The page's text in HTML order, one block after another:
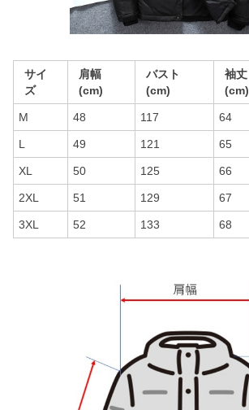
サイ
ズ
肩幅
(cm)
バスト
(cm)
袖丈
(cm)
M 48 117 64
L 49 121 65
XL 50 125 66
2XL 51 129 67
3XL 52 133 68